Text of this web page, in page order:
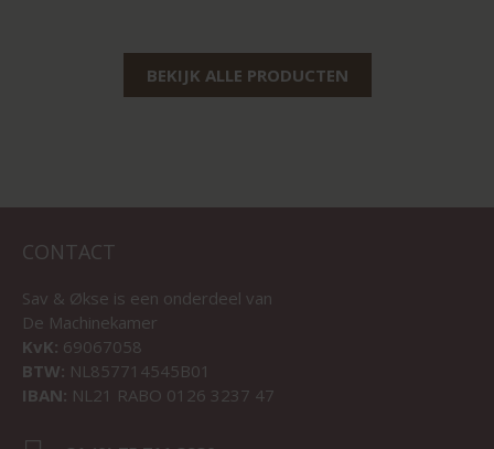
BEKIJK ALLE PRODUCTEN
CONTACT
Sav & Økse is een onderdeel van
De Machinekamer
KvK: 69067058
BTW: NL857714545B01
IBAN: NL21 RABO 0126 3237 47